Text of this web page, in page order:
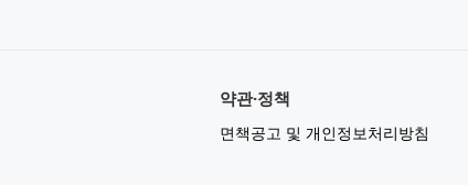
약관·정책
면책공고 및 개인정보처리방침